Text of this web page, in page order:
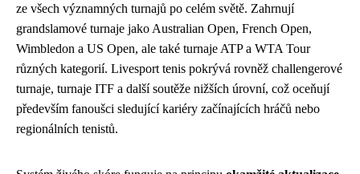
ze všech významných turnajů po celém světě. Zahrnují
grandslamové turnaje jako Australian Open, French Open,
Wimbledon a US Open, ale také turnaje ATP a WTA Tour
různých kategorií. Livesport tenis pokrývá rovněž challengerové
turnaje, turnaje ITF a další soutěže nižších úrovní, což oceňují
především fanoušci sledující kariéry začínajících hráčů nebo
regionálních tenistů.